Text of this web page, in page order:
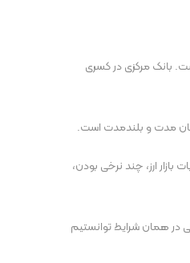
بانک مرکزی در کسری
میان مدت و بلندمدت است.
ارز، چند نرخی بودن،
اصول خود را دارد، افزود: حفظ و تقویت ذخایر ارزی برای من مهمتر از از مداخلات ارزی است. کمترین درآمد ارزی کشور در سال‌های ۹۸ و ۹۹ بود، ولی در همان شرایط توانستیم